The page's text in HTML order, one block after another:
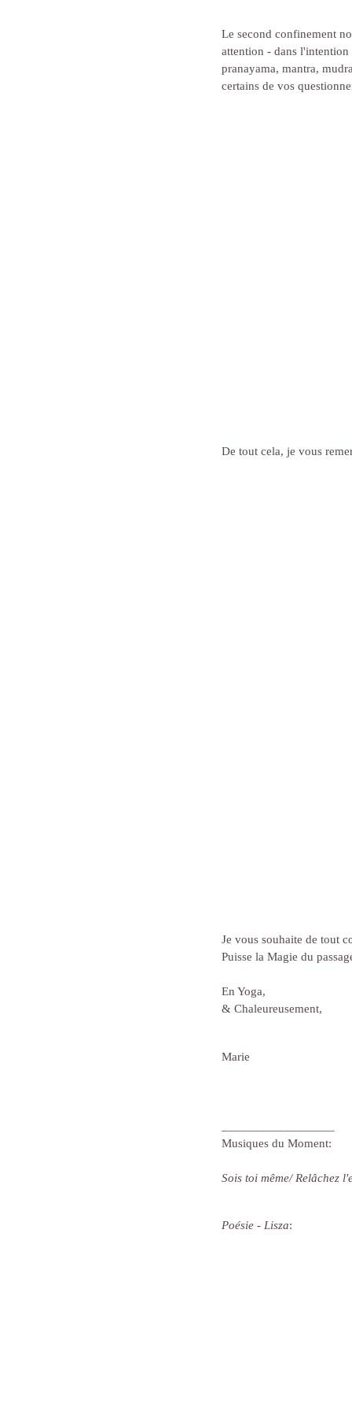
Le second confinement
attention - dans
pranayama, mantra,
certains de vos
De tout cela, je vous
Je vous souhaite de tout
Puisse la Magie du
En Yoga,
& Chaleureusement,
Marie
Musiques du Moment:
Sois toi même/ Relâchez
Poésie - Lisza: